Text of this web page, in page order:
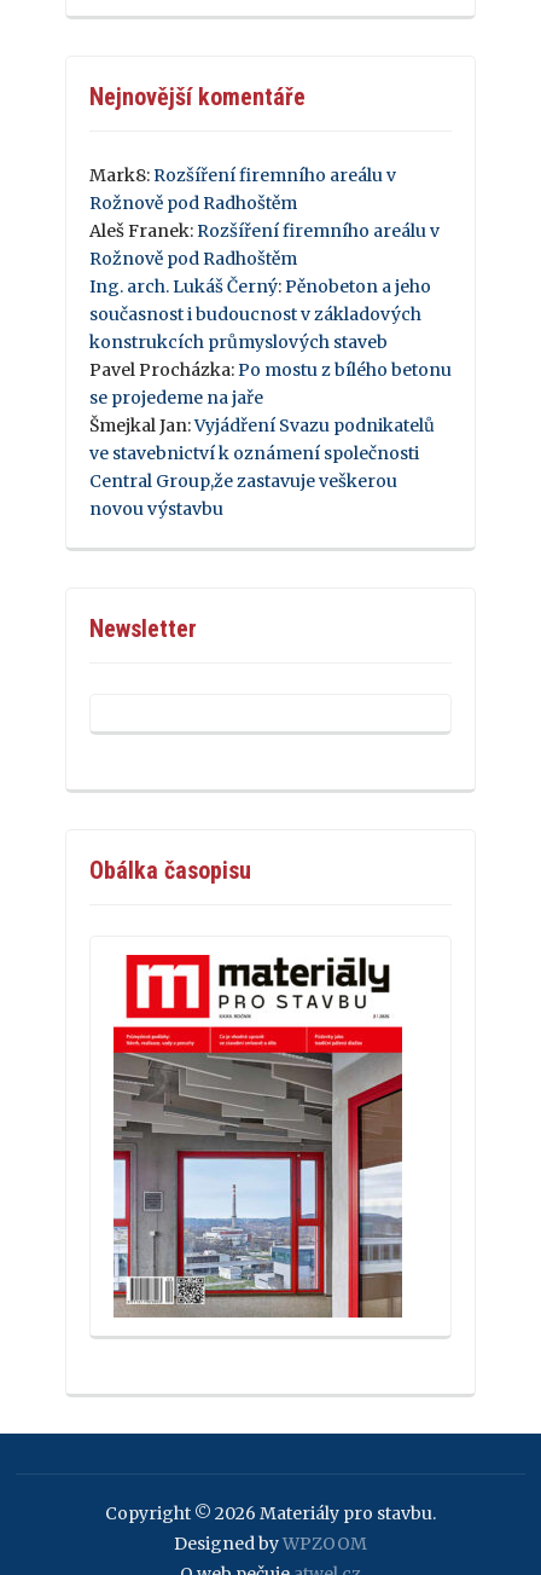
Nejnovější komentáře
Mark8:Rozšíření firemního areálu v
Rožnově pod Radhoštěm
Aleš Franek:Rozšíření firemního areálu v
Rožnově pod Radhoštěm
Ing. arch. Lukáš Černý:Pěnobeton a jeho
současnost i budoucnost v základových
konstrukcích průmyslových staveb
Pavel Procházka:Po mostu z bílého betonu
se projedeme na jaře
Šmejkal Jan:Vyjádření Svazu podnikatelů
ve stavebnictví k oznámení společnosti
Central Group,že zastavuje veškerou
novou výstavbu
Newsletter
Obálka časopisu
Copyright © 2026 Materiály pro stavbu.
Designed byWPZOOM